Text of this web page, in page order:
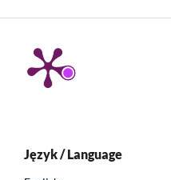
Język / Language